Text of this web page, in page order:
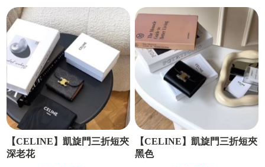
【CELINE】凱旋門三折短夾
深老花
【CELINE】凱旋門三折短夾
黑色